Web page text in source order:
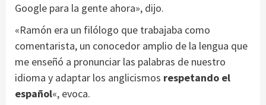
Google para la gente ahora», dijo.
«Ramón era un filólogo que trabajaba como
comentarista, un conocedor amplio de la lengua que
me enseñó a pronunciar las palabras de nuestro
idioma y adaptar los anglicismos respetando el
español«, evoca.